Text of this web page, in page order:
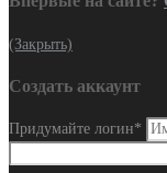
(Закрыть)
Создать аккаунт
Придумайте логин*